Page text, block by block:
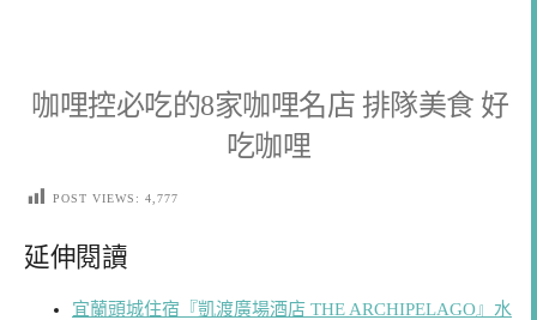
咖哩控必吃的8家咖哩名店 排隊美食 好
吃咖哩
POST VIEWS: 4,777
延伸閱讀
宜蘭頭城住宿『凱渡廣場酒店 THE ARCHIPELAGO』水